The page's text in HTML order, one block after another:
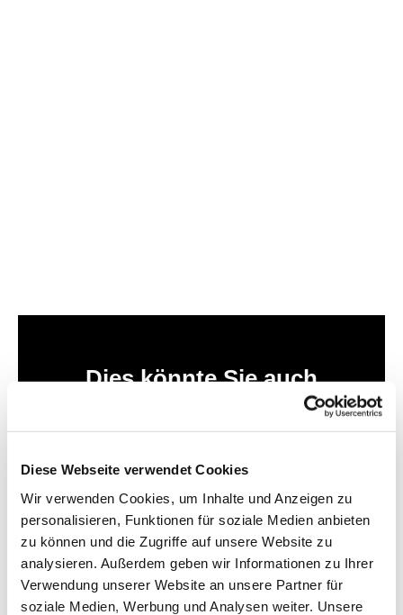
Diese Webseite verwendet Cookies
Wir verwenden Cookies, um Inhalte und Anzeigen zu
personalisieren, Funktionen für soziale Medien anbieten
zu können und die Zugriffe auf unsere Website zu
analysieren. Außerdem geben wir Informationen zu Ihrer
Verwendung unserer Website an unsere Partner für
soziale Medien, Werbung und Analysen weiter. Unsere
Dies könnte Sie auch